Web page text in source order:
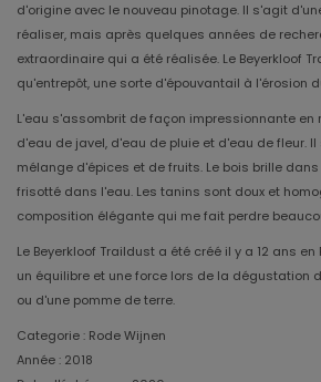
d'origine avec le nouveau pinotage. Il s'agit
réaliser, mais après quelques années de
extraordinaire qui a été réalisée. Le Beyerkloof
qu'entrepôt, une sorte d'épouvantail à l'érosion
L'eau s'assombrit de façon impressionnante en
d'eau de javel, d'eau de pluie et d'eau de fleur.
mélange d'épices et de fruits. Le bois brille
frisotté dans l'eau. Les tanins sont doux et
composition élégante qui me fait perdre
Le Beyerkloof Traildust a été créé il y a 12 ans
un équilibre et une force lors de la dégustation
ou d'une pomme de terre.
Categorie : Rode Wijnen
Année : 2018